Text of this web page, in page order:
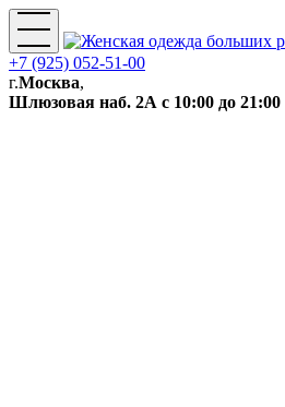
+7 (925) 052-51-00
г.Москва,
Шлюзовая наб. 2А с 10:00 до 21:00